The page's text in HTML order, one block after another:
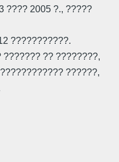
???? 2005 ?., ?????
???????????.
?? ????????,
??????,